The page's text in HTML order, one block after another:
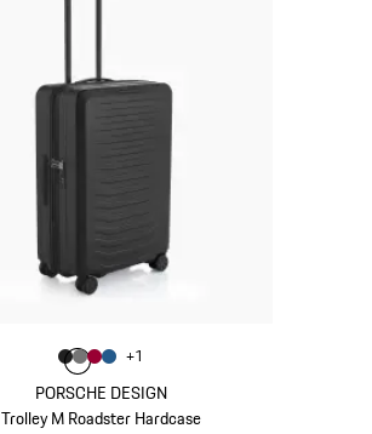
PORSCHE DESIGN
Trolley M Roadster Hardcase
Colore
ColoreNero Opaco
Colore Grigio Nardo
Colore
Colore
+1